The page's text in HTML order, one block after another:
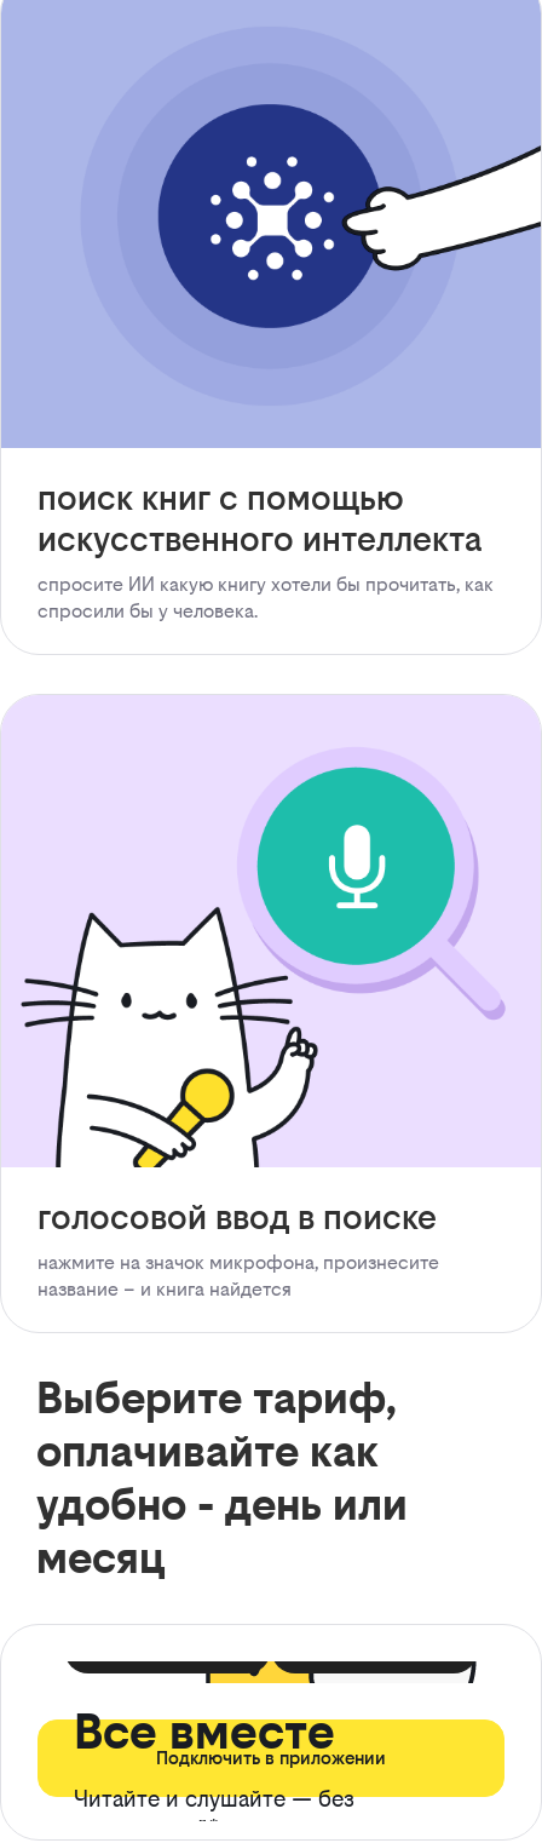
поиск книг с помощью
искусственного интеллекта
спросите ИИ какую книгу хотели бы прочитать, как
спросили бы у человека.
голосовой ввод в поиске
нажмите на значок микрофона, произнесите
название – и книга найдется
Выберите тариф,
оплачивайте как
удобно - день или
месяц
Все вместе
Читайте и слушайте — без
ограничений*
Подключить в приложении